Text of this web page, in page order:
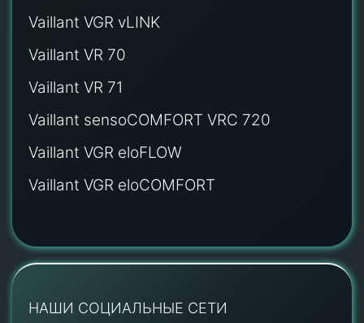
Vaillant VGR vLINK
Vaillant VR 70
Vaillant VR 71
Vaillant sensoCOMFORT VRC 720
Vaillant VGR eloFLOW
Vaillant VGR eloCOMFORT
НАШИ СОЦИАЛЬНЫЕ СЕТИ